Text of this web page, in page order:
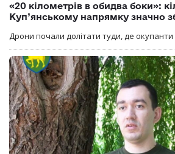
«20 кілометрів в обидва боки»:
Куп’янському напрямку значно
Дрони почали долітати туди, де окупанти